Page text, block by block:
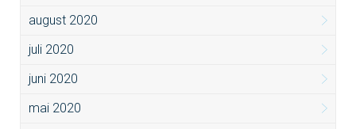
august 2020
juli 2020
juni 2020
mai 2020